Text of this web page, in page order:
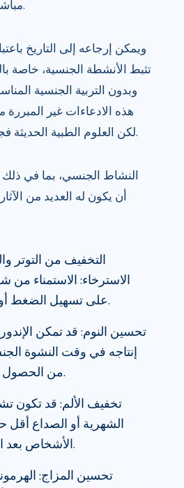
مباشر على العادة السرية.
ويمكن إرجاعه إلى التاريخ
تثبط الأنشطة الجنسية، خاصة
وبدون التربية الجنسية
هذه الادعاءات غير المبررة
لكن العلوم الطبية الحديثة فجرتها منذ فترة طويلة.
النشاط الجنسي، بما في ذلك
أن يكون له العديد من
التخفيف من التوتر
الاسترخاء: الاستمناء من
على تسهيل الضغط أو التخلص منه.
تحسين النوم: قد تمكن
إنتاجه في وقت النشوة
من الحصول على نوم جيد.
تخفيف الألم: قد تكون
الشهرية أو الصداع
الأشخاص بعد العادة السرية.
تحسين المزاج: